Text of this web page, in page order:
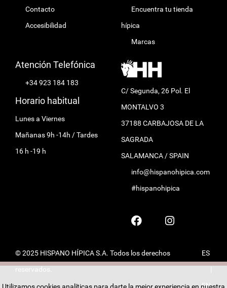
Contacto
Accesibilidad
Encuentra tu tienda
hípica
Marcas
Atención Telefónica
+34 923 184 183
Horario habitual
Lunes a Viernes
Mañanas 9h -14h / Tardes
16 h -19 h
C/ Segunda, 26 Pol. El
MONTALVO 3
37188 CARBAJOSA DE LA
SAGRADA
SALAMANCA / SPAIN
info@hispanohipica.com
#hispanohipica
© 2025 HISPANO HÍPICA S.A. Todos los derechos
reservados.
ES
EN